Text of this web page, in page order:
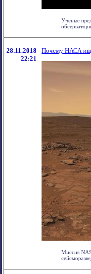
Ученые
28.11.2018
22:21
Почему НАСА
Миссия